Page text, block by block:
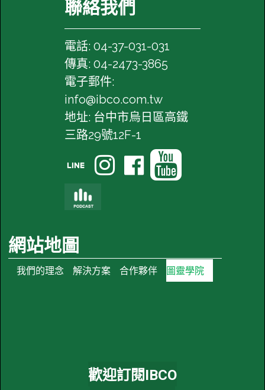
聯絡我們
電話: 04-37-031-031
傳真: 04-2473-3865
電子郵件:
info@ibco.com.tw
地址: 台中市烏日區高鐵
三路29號12F-1
   
網站地圖
我們的理念 解決方案 合作夥伴 圖靈學院
歡迎訂閱IBCO